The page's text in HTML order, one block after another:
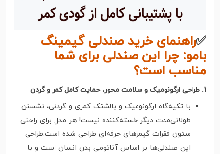
✅راهنمای خرید صندلی گیمینگ
بامو: چرا این صندلی برای شما
مناسب است؟
1. طراحی ارگونومیک و سلامت محور، حمایت کامل کمر و گردن
با تکیه‌گاه ارگونومیک و بالشتک کمری و گردنی، نشستن
طولانی‌مدت دیگر خسته‌کننده نیست! هر مدل برای راحتی
ستون فقرات گیمرهای حرفه‌ای طراحی شده است.طراحی
این صندلی‌ها بر اساس آناتومی بدن انسان است و با